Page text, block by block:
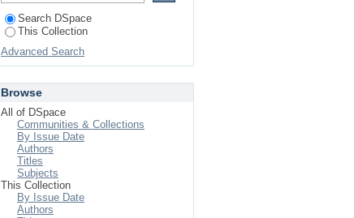
Search DSpace
This Collection
Advanced Search
Browse
All of DSpace
Communities & Collections
By Issue Date
Authors
Titles
Subjects
This Collection
By Issue Date
Authors